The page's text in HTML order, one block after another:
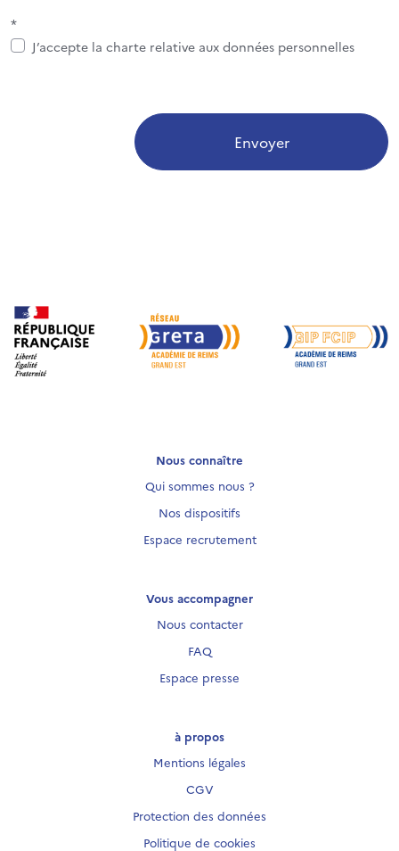
*
J’accepte la charte relative aux données personnelles
Envoyer
Nous connaître
Qui sommes nous ?
Nos dispositifs
Espace recrutement
Vous accompagner
Nous contacter
FAQ
Espace presse
à propos
Mentions légales
CGV
Protection des données
Politique de cookies